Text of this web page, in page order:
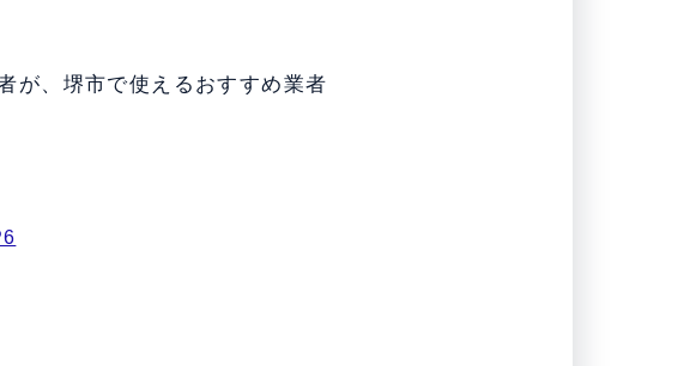
が、堺市で使えるおすすめ業者